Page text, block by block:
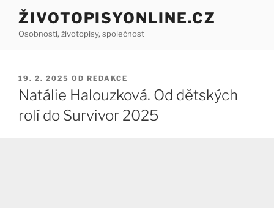
Přejít
obsahu
ŽIVOTOPISYONLINE.CZ
Osobnosti, životopisy, společnost
PUBLIKOVÁNO
19. 2. 2025 OD REDAKCE
Natálie Halouzková. Od dětských
rolí do Survivor 2025